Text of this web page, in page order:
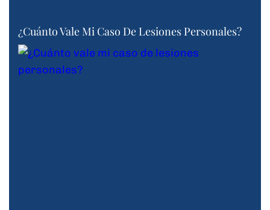
¿Cuánto Vale Mi Caso De Lesiones Personales?